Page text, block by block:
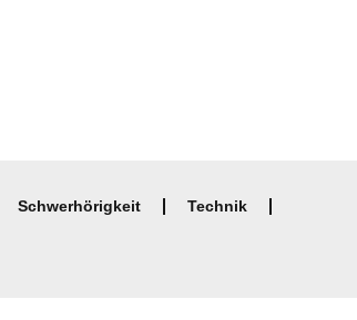
Schwerhörigkeit Technik